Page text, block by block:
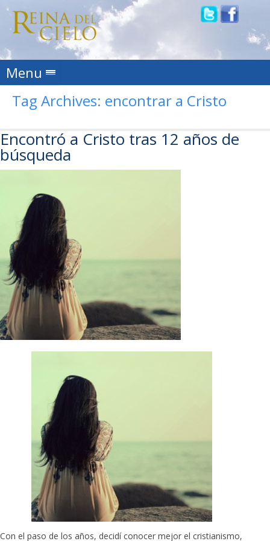
Menu Skip to content
Tag Archives: encontrar a Cristo
Encontró a Cristo tras 12 años de
búsqueda
Con el paso de los años, decidí conocer mejor el cristianismo,